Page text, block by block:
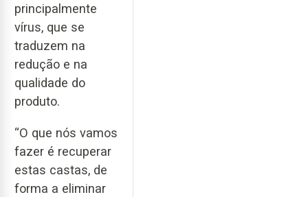
principalmente
vírus, que se
traduzem na
redução e na
qualidade do
produto.
“O que nós vamos
fazer é recuperar
estas castas, de
forma a eliminar